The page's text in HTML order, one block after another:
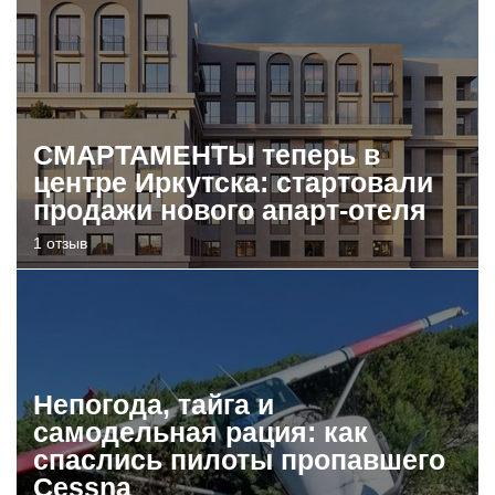
СМАРТАМЕНТЫ теперь в
центре Иркутска: стартовали
продажи нового апарт-отеля
1 отзыв
Непогода, тайга и
самодельная рация: как
спаслись пилоты пропавшего
Cessna